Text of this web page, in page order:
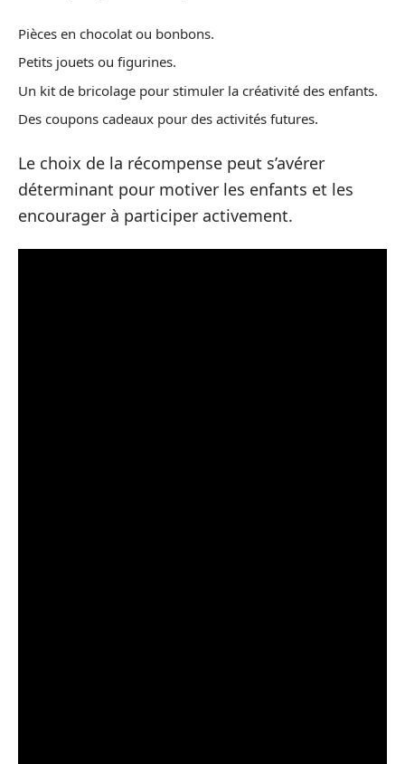
Pièces en chocolat ou bonbons.
Petits jouets ou figurines.
Un kit de bricolage pour stimuler la créativité des enfants.
Des coupons cadeaux pour des activités futures.
Le choix de la récompense peut s’avérer
déterminant pour motiver les enfants et les
encourager à participer activement.